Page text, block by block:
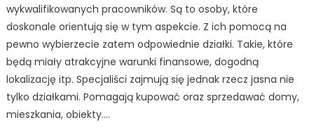
wykwalifikowanych pracowników. Są to osoby, które
doskonale orientują się w tym aspekcie. Z ich pomocą na
pewno wybierzecie zatem odpowiednie działki. Takie, które
będą miały atrakcyjne warunki finansowe, dogodną
lokalizację itp. Specjaliści zajmują się jednak rzecz jasna nie
tylko działkami. Pomagają kupować oraz sprzedawać domy,
mieszkania, obiekty….